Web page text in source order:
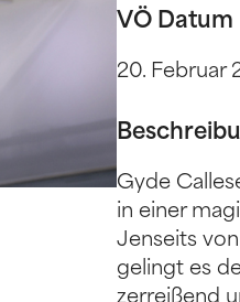
VÖ Datum
20. Februar
Gyde
in einer
Jenseits
gelingt es